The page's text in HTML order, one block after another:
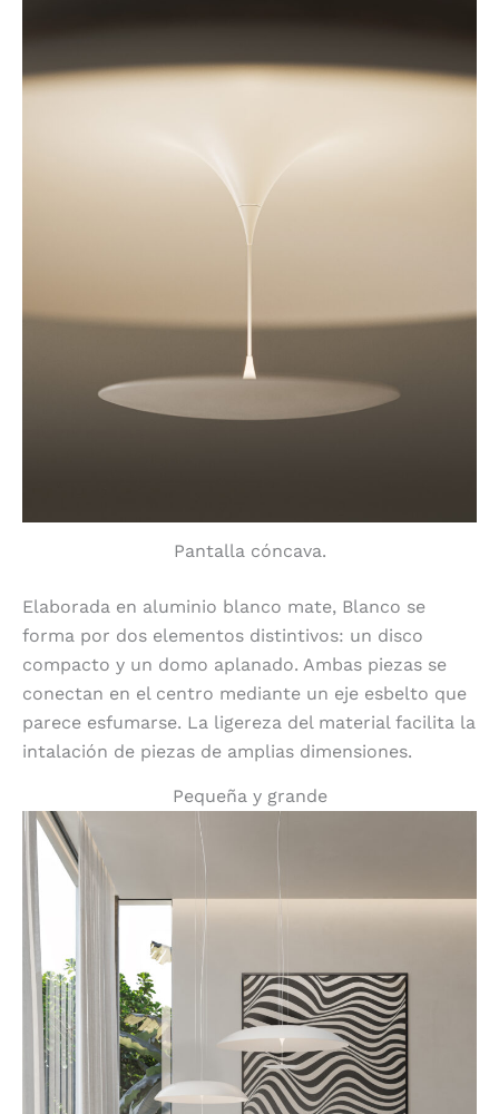
Pantalla cóncava.
Elaborada en aluminio blanco mate, Blanco se
forma por dos elementos distintivos: un disco
compacto y un domo aplanado. Ambas piezas se
conectan en el centro mediante un eje esbelto que
parece esfumarse. La ligereza del material facilita la
intalación de piezas de amplias dimensiones.
Pequeña y grande